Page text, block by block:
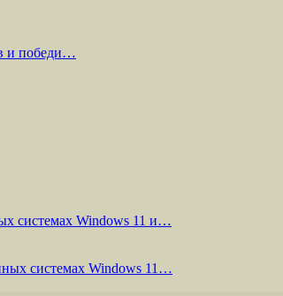
и победи…
системах Windows 11 и…
системах Windows 11…